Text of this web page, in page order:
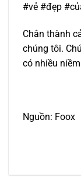
#vẻ #đẹp
Chân thành
chúng tôi.
có nhiều
Nguồn: Foox